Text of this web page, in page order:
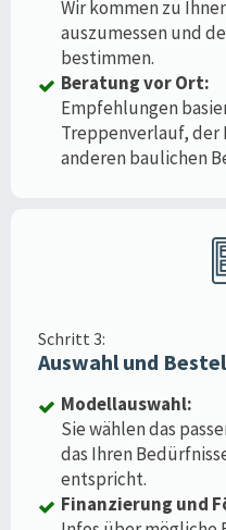
Wir kommen zu
auszumessen und
bestimmen.
Beratung vor Ort:
Empfehlungen
Treppenverlauf, der
anderen baulichen
Schritt 3:
Auswahl und
Modellauswahl:
Sie wählen das
das Ihren
entspricht.
Finanzierung und